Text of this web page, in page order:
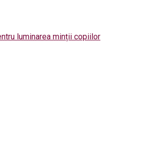
luminarea minții copiilor